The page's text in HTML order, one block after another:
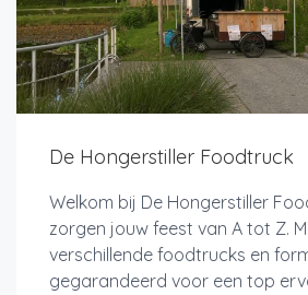
De Hongerstiller Foodtruck
Welkom bij De Hongerstiller
zorgen jouw feest van A tot Z.
verschillende foodtrucks en
gegarandeerd voor een top